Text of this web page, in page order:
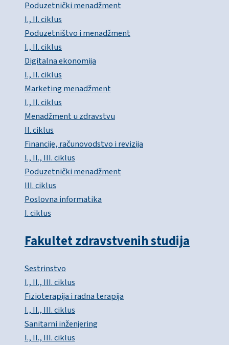
Poduzetnički menadžment
I., II. ciklus
Poduzetništvo i menadžment
I., II. ciklus
Digitalna ekonomija
I., II. ciklus
Marketing menadžment
I., II. ciklus
Menadžment u zdravstvu
II. ciklus
Financije, računovodstvo i revizija
I., II., III. ciklus
Poduzetnički menadžment
III. ciklus
Poslovna informatika
I. ciklus
Fakultet zdravstvenih studija
Sestrinstvo
I., II., III. ciklus
Fizioterapija i radna terapija
I., II., III. ciklus
Sanitarni inženjering
I., II., III. ciklus